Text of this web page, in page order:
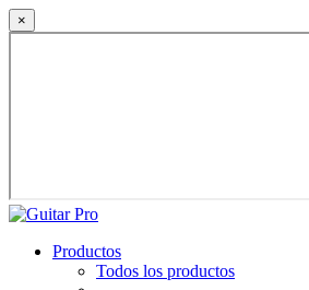
×
Productos
Todos los productos